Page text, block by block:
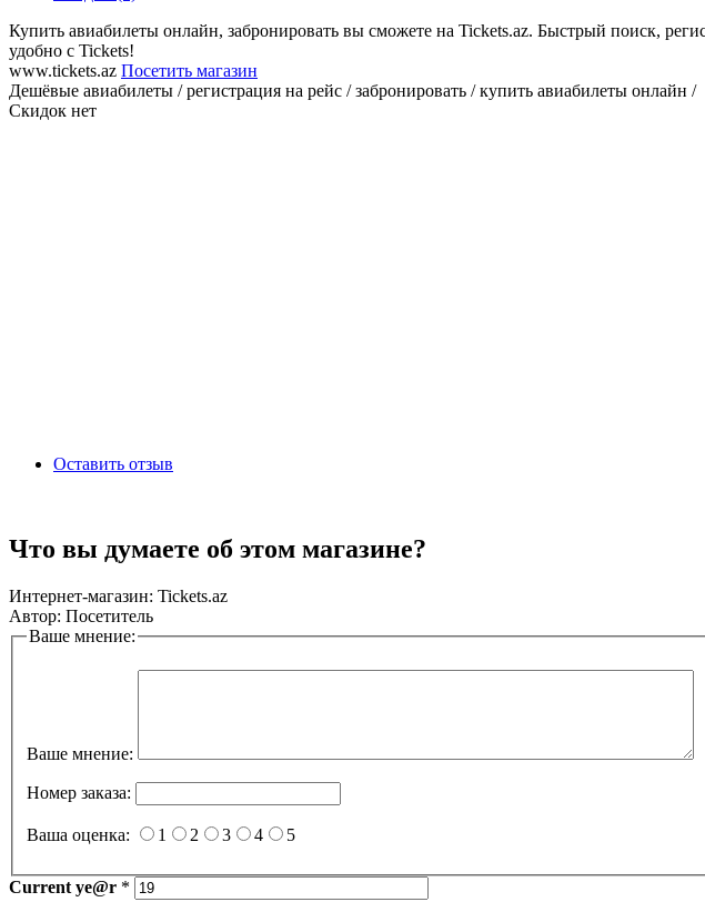
Купить авиабилеты онлайн, забронировать вы сможете на Tickets.az. Быстрый поиск,
удобно с Tickets!
www.tickets.az Посетить магазин
Дешёвые авиабилеты / регистрация на рейс / забронировать / купить авиабилеты онлайн /
Скидок нет
Оставить отзыв
Что вы думаете об этом магазине?
Интернет-магазин: Tickets.az
Автор: Посетитель
Ваше мнение:
Ваше мнение:
Номер заказа:
Ваша оценка: 1 2 3 4 5
Current ye@r *